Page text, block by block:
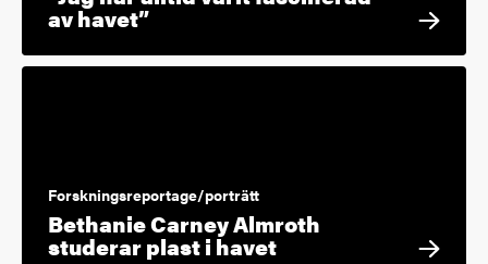
av havet”
Forskningsreportage/porträtt
Bethanie Carney Almroth
studerar plast i havet